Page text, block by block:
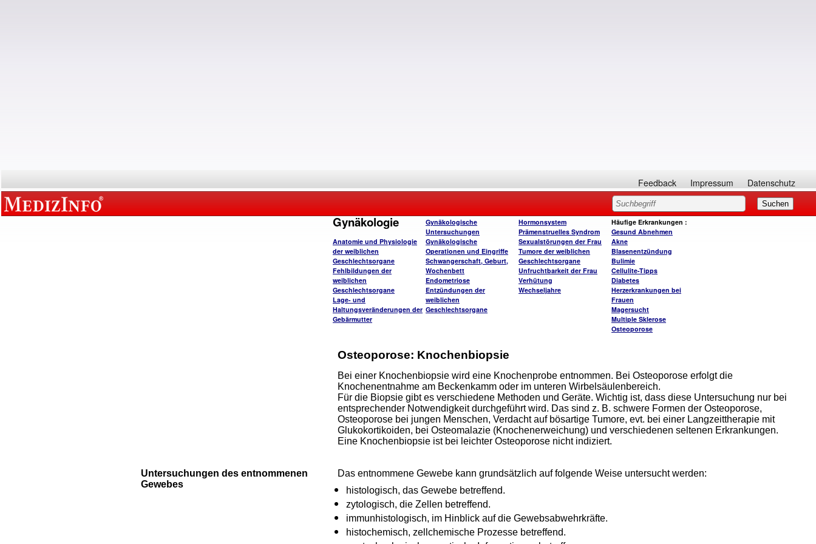
Feedback Impressum Datenschutz
Gynäkologie
Anatomie und Physiologie
der weiblichen
Geschlechtsorgane
Fehlbildungen der
weiblichen
Geschlechtsorgane
Lage- und
Haltungsveränderungen der
Gebärmutter
Gynäkologische
Untersuchungen
Gynäkologische
Operationen und Eingriffe
Schwangerschaft, Geburt,
Wochenbett
Endometriose
Entzündungen der
weiblichen
Geschlechtsorgane
Hormonsystem
Prämenstruelles Syndrom
Sexualstörungen der Frau
Tumore der weiblichen
Geschlechtsorgane
Unfruchtbarkeit der Frau
Verhütung
Wechseljahre
Häufige Erkrankungen :
Gesund Abnehmen
Akne
Blasenentzündung
Bulimie
Cellulite-Tipps
Diabetes
Herzerkrankungen bei
Frauen
Magersucht
Multiple Sklerose
Osteoporose
Osteoporose: Knochenbiopsie
Bei einer Knochenbiopsie wird eine Knochenprobe entnommen. Bei Osteoporose erfolgt die
Knochenentnahme am Beckenkamm oder im unteren Wirbelsäulenbereich.
Für die Biopsie gibt es verschiedene Methoden und Geräte. Wichtig ist, dass diese Untersuchung nur bei
entsprechender Notwendigkeit durchgeführt wird. Das sind z. B. schwere Formen der Osteoporose,
Osteoporose bei jungen Menschen, Verdacht auf bösartige Tumore, evt. bei einer Langzeittherapie mit
Glukokortikoiden, bei Osteomalazie (Knochenerweichung) und verschiedenen seltenen Erkrankungen.
Eine Knochenbiopsie ist bei leichter Osteoporose nicht indiziert.
Untersuchungen des entnommenen
Gewebes
Das entnommene Gewebe kann grundsätzlich auf folgende Weise untersucht werden:
histologisch, das Gewebe betreffend.
zytologisch, die Zellen betreffend.
immunhistologisch, im Hinblick auf die Gewebsabwehrkräfte.
histochemisch, zellchemische Prozesse betreffend.